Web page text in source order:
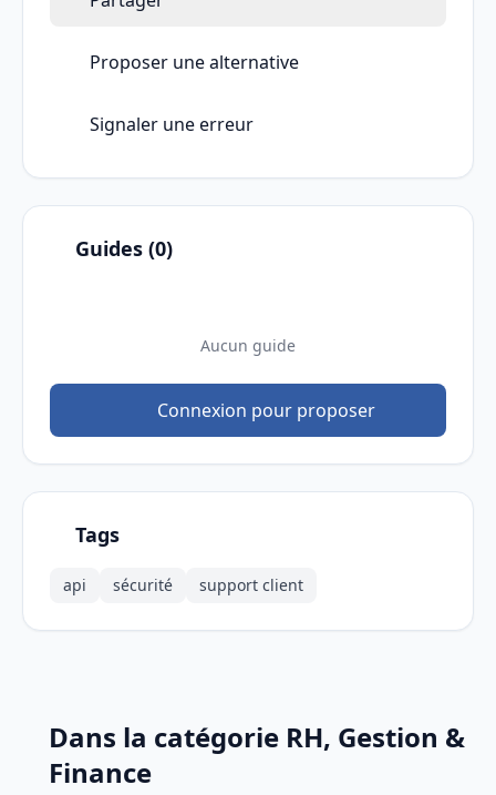
Proposer une alternative
Signaler une erreur
Guides (0)
Aucun guide
Connexion pour proposer
Tags
api sécurité support client
Dans la catégorie RH, Gestion &
Finance